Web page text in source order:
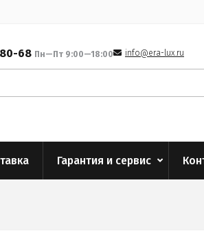
68 Пн—Пт 9:00—18:00 info@era-lux.ru
Гарантия и сервис